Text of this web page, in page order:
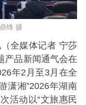
锋 摄
全媒体记者 宁莎
产品新闻通气会在
年2月至3月在全
潇湘”2026年湖南
活动以“文旅惠民